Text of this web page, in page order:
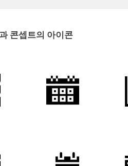
콘셉트의 아이콘